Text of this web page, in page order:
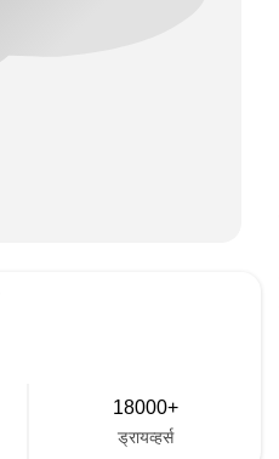
18000+
ड्रायव्हर्स